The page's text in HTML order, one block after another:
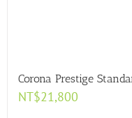
Corona Prestige
NT$21,800